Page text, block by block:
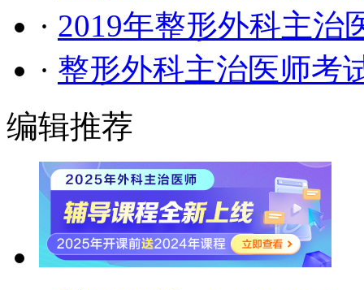
· 2019年整形外科主治
· 整形外科主治医师考
编辑推荐